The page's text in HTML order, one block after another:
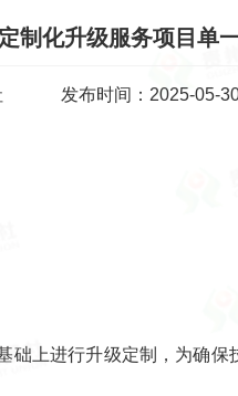
制化升级服务项目单
发布时间：2025-05-
上进行升级定制，为确保